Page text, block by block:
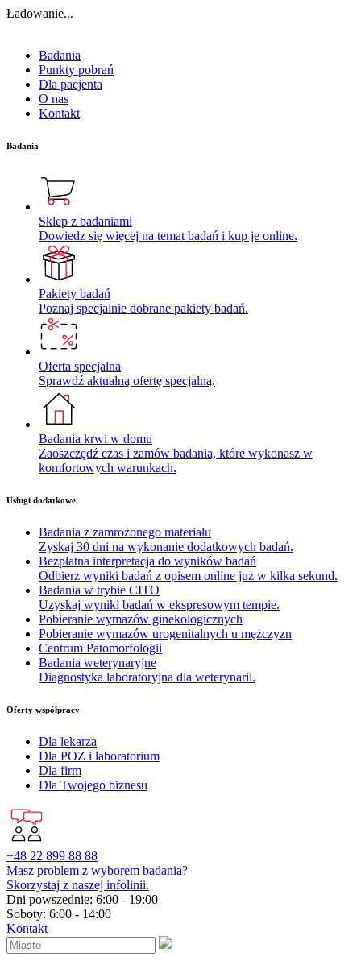
Ładowanie...
Badania
Punkty pobrań
Dla pacjenta
O nas
Kontakt
Badania
Sklep z badaniami
Dowiedz się więcej na temat badań i kup je online.
Pakiety badań
Poznaj specjalnie dobrane pakiety badań.
Oferta specjalna
Sprawdź aktualną ofertę specjalną.
Badania krwi w domu
Zaoszczędź czas i zamów badania, które wykonasz w
komfortowych warunkach.
Usługi dodatkowe
Badania z zamrożonego materiału
Zyskaj 30 dni na wykonanie dodatkowych badań.
Bezpłatna interpretacja do wyników badań
Odbierz wyniki badań z opisem online już w kilka sekund.
Badania w trybie CITO
Uzyskaj wyniki badań w ekspresowym tempie.
Pobieranie wymazów ginekologicznych
Pobieranie wymazów urogenitalnych u mężczyzn
Centrum Patomorfologii
Badania weterynaryjne
Diagnostyka laboratoryjna dla weterynarii.
Oferty współpracy
Dla lekarza
Dla POZ i laboratorium
Dla firm
Dla Twojego biznesu
+48 22 899 88 88
Masz problem z wyborem badania?
Skorzystaj z naszej infolinii.
Dni powszednie: 6:00 - 19:00
Soboty: 6:00 - 14:00
Kontakt